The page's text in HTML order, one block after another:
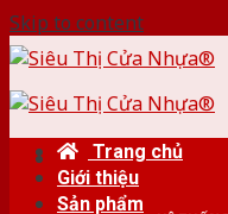
Skip to content
Trang chủ
Giới thiệu
Sản phẩm